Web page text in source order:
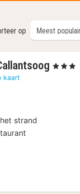
op
1
, 3 Sterren
kaart
strand